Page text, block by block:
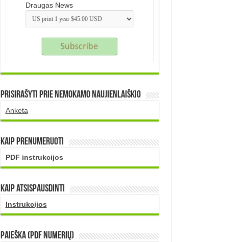
Draugas News
Prisirašyti prie nemokamo naujienlaiškio
Anketa
Kaip prenumeruoti
PDF instrukcijos
Kaip atsispausdinti
Instrukcijos
PAIEŠKA (PDF numerių)